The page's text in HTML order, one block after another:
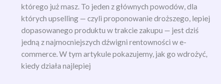
którego już masz. To jeden z głównych powodów, dla
których upselling — czyli proponowanie droższego, lepiej
dopasowanego produktu w trakcie zakupu — jest dziś
jedną z najmocniejszych dźwigni rentowności w e-
commerce. W tym artykule pokazujemy, jak go wdrożyć,
kiedy działa najlepiej